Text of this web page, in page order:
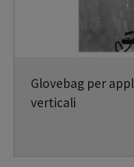
Glovebag per
verticali